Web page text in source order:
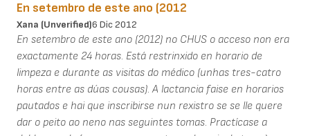
En setembro de este ano (2012
Xana (unverified)6 Dic 2012
En setembro de este ano (2012) no CHUS o acceso non era
exactamente 24 horas. Está restrinxido en horario de
limpeza e durante as visitas do médico (unhas tres-catro
horas entre as dúas cousas). A lactancia faise en horarios
pautados e hai que inscribirse nun rexistro se se lle quere
dar o peito ao neno nas seguintes tomas. Practícase a